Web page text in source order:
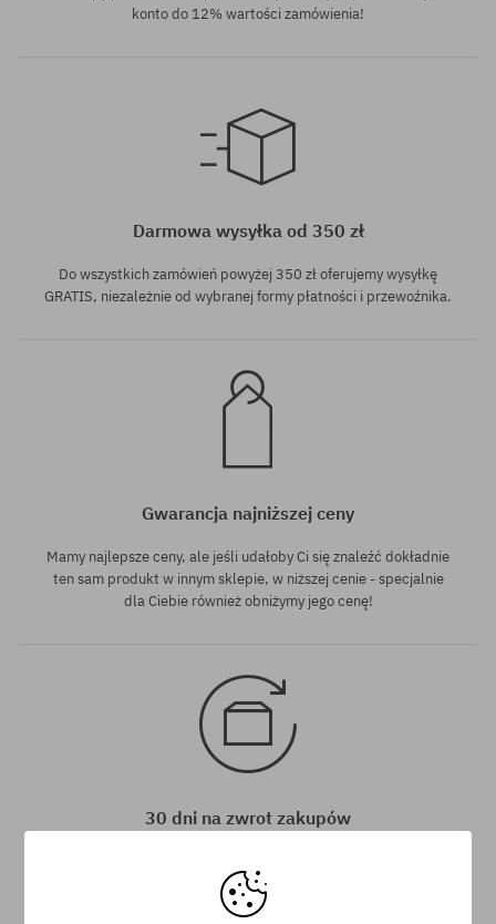
konto do 12% wartości zamówienia!
Darmowa wysyłka od 350 zł
Do wszystkich zamówień powyżej 350 zł oferujemy wysyłkę
GRATIS, niezależnie od wybranej formy płatności i przewoźnika.
Gwarancja najniższej ceny
Mamy najlepsze ceny, ale jeśli udałoby Ci się znaleźć dokładnie
ten sam produkt w innym sklepie, w niższej cenie - specjalnie
dla Ciebie również obniżymy jego cenę!
30 dni na zwrot zakupów
otrzymania przesyłki.